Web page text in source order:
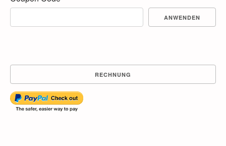
ANWENDEN